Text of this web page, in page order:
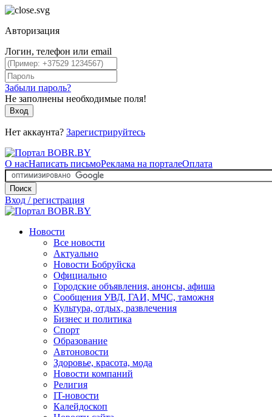
Авторизация
Логин, телефон или email
Забыли пароль?
Не заполнены необходимые поля!
Вход
Нет аккаунта? Зарегистрируйтесь
О насНаписать письмоРеклама на порталеОплата
Поиск
Вход / регистрация
Новости
Все новости
Актуально
Новости Бобруйска
Официально
Городские объявления, анонсы, афиша
Сообщения УВД, ГАИ, МЧС, таможня
Культура, отдых, развлечения
Бизнес и политика
Спорт
Образование
Автоновости
Здоровье, красота, мода
Новости компаний
Религия
IT-новости
Калейдоскоп